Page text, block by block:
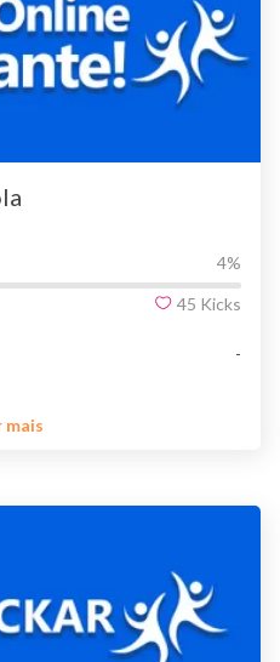
4%
45 Kicks
-
mais